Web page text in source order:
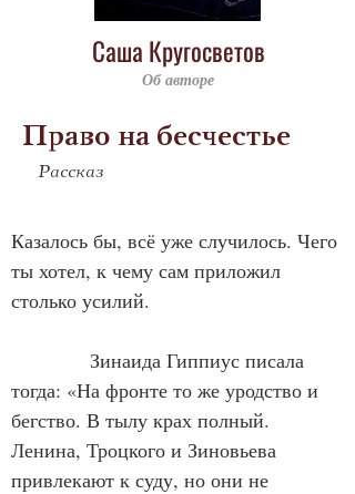
Саша Кругосветов
Об авторе
Право на бесчестье
Рассказ
Казалось бы, всё уже случилось. Чего
ты хотел, к чему сам приложил
столько усилий.
Зинаида Гиппиус писала
тогда: «На фронте то же уродство и
бегство. В тылу крах полный.
Ленина, Троцкого и Зиновьева
привлекают к суду, но они не